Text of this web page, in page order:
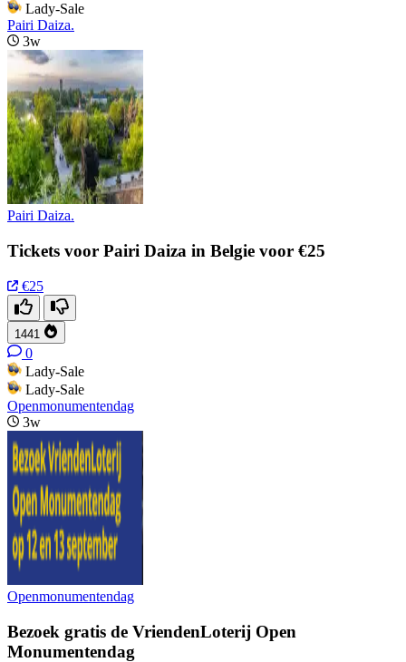
Lady-Sale
Pairi Daiza.
3w
Pairi Daiza.
Tickets voor Pairi Daiza in Belgie voor €25
€25
1441
0
Lady-Sale
Lady-Sale
Openmonumentendag
3w
Openmonumentendag
Bezoek gratis de VriendenLoterij Open
Monumentendag